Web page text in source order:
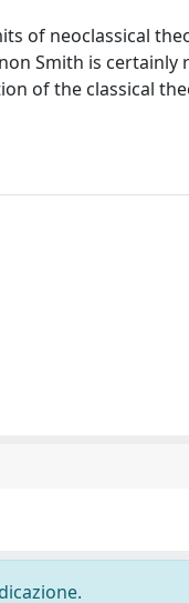
of neoclassical
Smith is certainly
of the classical